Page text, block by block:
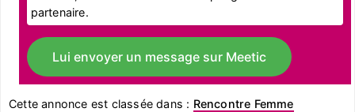
partenaire.
Lui envoyer un message sur Meetic
Cette annonce est classée dans : Rencontre Femme